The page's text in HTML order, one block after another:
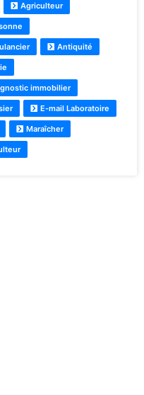
Agriculteur
Antiquité
immobilier
E-mail Laboratoire
Maraîcher